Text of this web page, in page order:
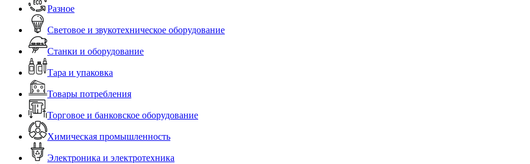
Разное
Световое и звукотехническое оборудование
Станки и оборудование
Тара и упаковка
Товары потребления
Торговое и банковское оборудование
Химическая промышленность
Электроника и электротехника